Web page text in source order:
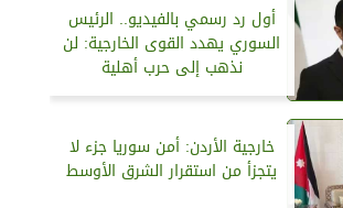
أول رد رسمي بالفيديو.. الرئيس
السوري يهدد القوى الخارجية: لن
نذهب إلى حرب أهلية
خارجية الأردن: أمن سوريا جزء لا
يتجزأ من استقرار الشرق الأوسط